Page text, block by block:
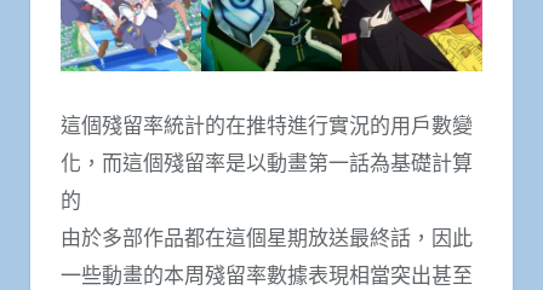
這個殘留率統計的在推特進行實況的用戶數變
化，而這個殘留率是以動畫第一話為基礎計算
的
由於多部作品都在這個星期放送最終話，因此
一些動畫的本周殘留率數據表現相當突出甚至